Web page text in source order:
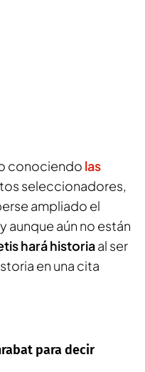
conociendo las
seleccionadores,
ampliado el
aunque aún no están
hará historiaal ser
en una cita
para decir